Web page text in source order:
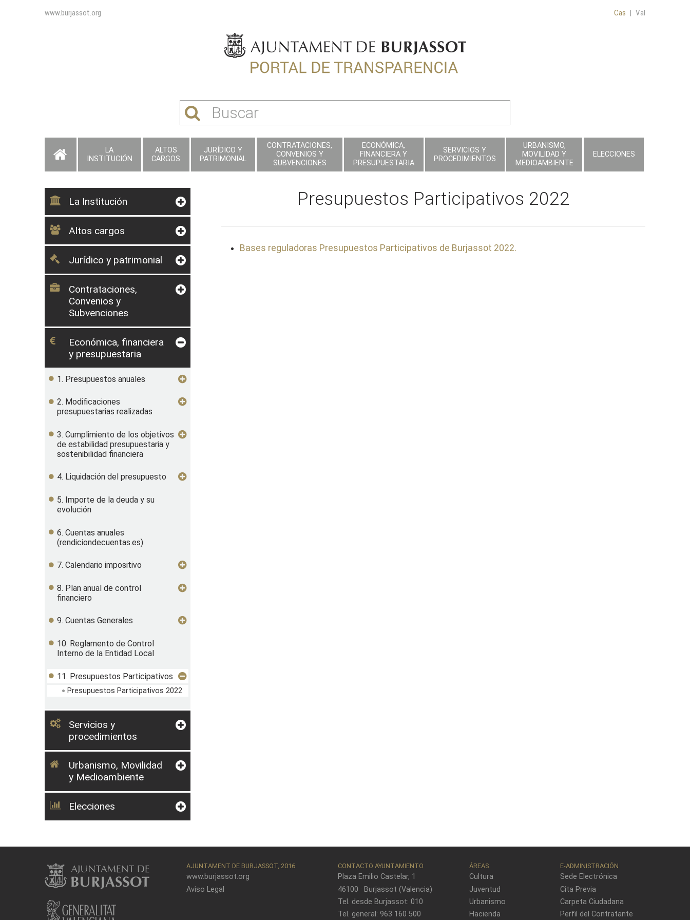
www.burjassot.org Cas | Val
LA
INSTITUCIÓN
ALTOS
CARGOS
JURÍDICO Y
PATRIMONIAL
CONTRATACIONES,
CONVENIOS Y
SUBVENCIONES
ECONÓMICA,
FINANCIERA Y
PRESUPUESTARIA
SERVICIOS Y
PROCEDIMIENTOS
URBANISMO,
MOVILIDAD Y
MEDIOAMBIENTE
ELECCIONES
La Institución
Altos cargos
Jurídico y patrimonial
Contrataciones,
Convenios y
Subvenciones
Económica, financiera
y presupuestaria
1. Presupuestos anuales
2. Modificaciones
presupuestarias realizadas
3. Cumplimiento de los objetivos
de estabilidad presupuestaria y
sostenibilidad financiera
4. Liquidación del presupuesto
5. Importe de la deuda y su
evolución
6. Cuentas anuales
(rendiciondecuentas.es)
7. Calendario impositivo
8. Plan anual de control
financiero
9. Cuentas Generales
10. Reglamento de Control
Interno de la Entidad Local
11. Presupuestos Participativos
Presupuestos Participativos 2022
Servicios y
procedimientos
Urbanismo, Movilidad
y Medioambiente
Elecciones
Presupuestos Participativos 2022
Bases reguladoras Presupuestos Participativos de Burjassot 2022.
AJUNTAMENT DE BURJASSOT, 2016
www.burjassot.org
Aviso Legal
CONTACTO AYUNTAMIENTO
Plaza Emilio Castelar, 1
46100 · Burjassot (Valencia)
Tel. desde Burjassot: 010
Tel. general: 963 160 500
ÁREAS
Cultura
Juventud
Urbanismo
Hacienda
E-ADMINISTRACIÓN
Sede Electrónica
Cita Previa
Carpeta Ciudadana
Perfil del Contratante